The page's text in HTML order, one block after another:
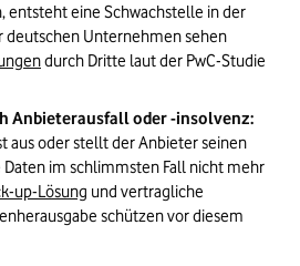
entsteht eine Schwachstelle in der
durch Dritte laut der PwC-Studie
Anbieterausfall oder -insolvenz:
aus oder stellt der Anbieter seinen
Daten im schlimmsten Fall nicht mehr
up-Lösung und vertragliche
schützen vor diesem